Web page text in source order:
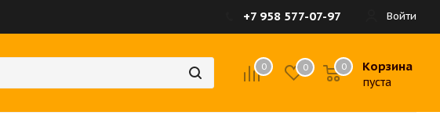
Войти
+7 958 577-07-97
0 0 Корзина
пуста
0